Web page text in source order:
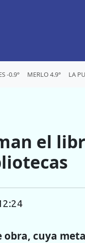
-0.9° MERLO 4.9° LA
el
cuya